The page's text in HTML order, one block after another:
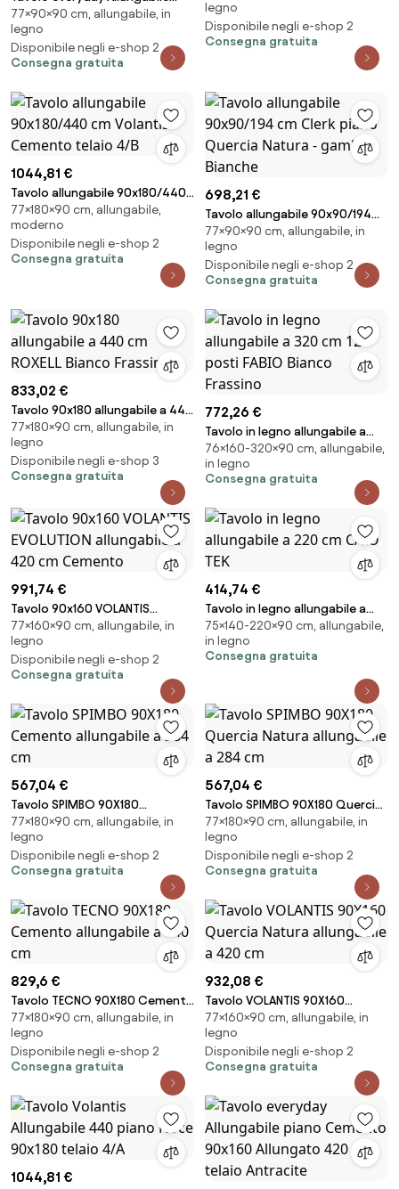
piano Noce 90x90 telaio
Allungato 246 Antracite
77×90×90 cm, allungabile, in
legno
Disponibile negli e-shop 2
Consegna gratuita
legno
Disponibile negli e-shop 2
Consegna gratuita
1044,81 €
Tavolo allungabile 90x180/440
cm Volantis Cemento telaio
4/B
77×180×90 cm, allungabile,
moderno
Disponibile negli e-shop 2
Consegna gratuita
698,21 €
Tavolo allungabile 90x90/194
cm Clerk piano Quercia Natura
- gambe Bianche
77×90×90 cm, allungabile, in
legno
Disponibile negli e-shop 2
Consegna gratuita
833,02 €
Tavolo 90x180 allungabile a 440
cm ROXELL Bianco Frassino
77×180×90 cm, allungabile, in
legno
Disponibile negli e-shop 3
Consegna gratuita
772,26 €
Tavolo in legno allungabile a
320 cm 12 posti FABIO Bianco
Frassino
76×160-320×90 cm, allungabile,
in legno
Consegna gratuita
991,74 €
Tavolo 90x160 VOLANTIS
EVOLUTION allungabile a 420
cm Cemento
77×160×90 cm, allungabile, in
legno
Disponibile negli e-shop 2
Consegna gratuita
414,74 €
Tavolo in legno allungabile a
220 cm CAIO TEK
75×140-220×90 cm, allungabile,
in legno
Consegna gratuita
567,04 €
Tavolo SPIMBO 90X180
Cemento allungabile a 284 cm
77×180×90 cm, allungabile, in
legno
Disponibile negli e-shop 2
Consegna gratuita
567,04 €
Tavolo SPIMBO 90X180 Quercia
Natura allungabile a 284 cm
77×180×90 cm, allungabile, in
legno
Disponibile negli e-shop 2
Consegna gratuita
829,6 €
Tavolo TECNO 90X180 Cemento
allungabile a 440 cm
77×180×90 cm, allungabile, in
legno
Disponibile negli e-shop 2
Consegna gratuita
932,08 €
Tavolo VOLANTIS 90X160
Quercia Natura allungabile a
420 cm
77×160×90 cm, allungabile, in
legno
Disponibile negli e-shop 2
Consegna gratuita
1044,81 €